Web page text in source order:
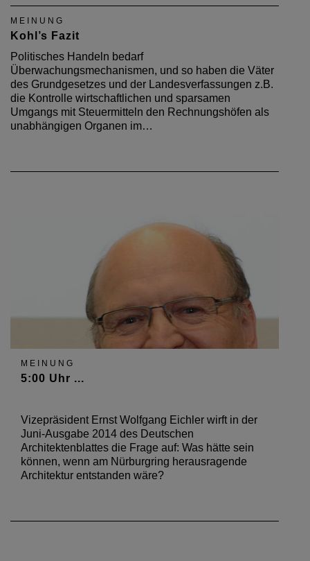
MEINUNG
Kohl’s Fazit
Politisches Handeln bedarf
Überwachungsmechanismen, und so haben die Väter
des Grundgesetzes und der Landesverfassungen z.B.
die Kontrolle wirtschaftlichen und sparsamen
Umgangs mit Steuermitteln den Rechnungshöfen als
unabhängigen Organen im…
MEINUNG
5:00 Uhr ...
Vizepräsident Ernst Wolfgang Eichler wirft in der
Juni-Ausgabe 2014 des Deutschen
Architektenblattes die Frage auf: Was hätte sein
können, wenn am Nürburgring herausragende
Architektur entstanden wäre?